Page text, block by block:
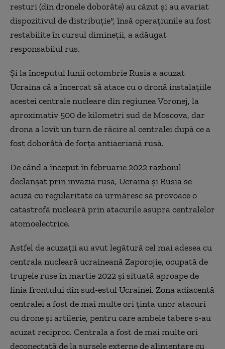
resturi (din dronele doborâte) au căzut şi au avariat
dispozitivul de distribuţie", însă operaţiunile au fost
restabilite în cursul dimineţii, a adăugat
responsabilul rus.
Şi la începutul lunii octombrie Rusia a acuzat
Ucraina că a încercat să atace cu o dronă instalaţiile
acestei centrale nucleare din regiunea Voronej, la
aproximativ 500 de kilometri sud de Moscova, dar
drona a lovit un turn de răcire al centralei după ce a
fost doborâtă de forţa antiaeriană rusă.
De când a început în februarie 2022 războiul
declanşat prin invazia rusă, Ucraina şi Rusia se
acuză cu regularitate că urmăresc să provoace o
catastrofă nucleară prin atacurile asupra centralelor
atomoelectrice.
Astfel de acuzaţii au avut legătură cel mai adesea cu
centrala nucleară ucraineană Zaporojie, ocupată de
trupele ruse în martie 2022 şi situată aproape de
linia frontului din sud-estul Ucrainei. Zona adiacentă
centralei a fost de mai multe ori ţinta unor atacuri
cu drone şi artilerie, pentru care ambele tabere s-au
acuzat reciproc. Centrala a fost de mai multe ori
deconectată de la sursele externe de alimentare cu